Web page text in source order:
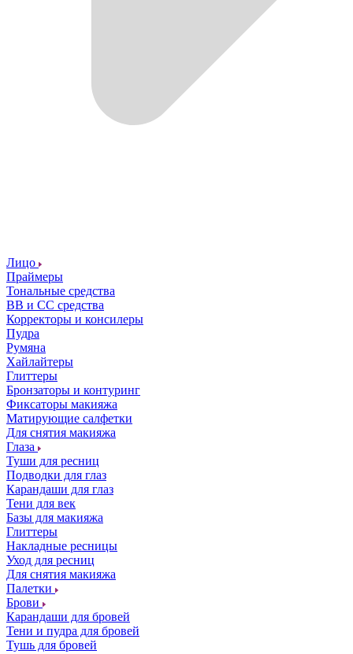
Лицо
Праймеры
Тональные средства
ВВ и СС средства
Корректоры и консилеры
Пудра
Румяна
Хайлайтеры
Глиттеры
Бронзаторы и контуринг
Фиксаторы макияжа
Матирующие салфетки
Для снятия макияжа
Глаза
Туши для ресниц
Подводки для глаз
Карандаши для глаз
Тени для век
Базы для макияжа
Глиттеры
Накладные ресницы
Уход для ресниц
Для снятия макияжа
Палетки
Брови
Карандаши для бровей
Тени и пудра для бровей
Тушь для бровей